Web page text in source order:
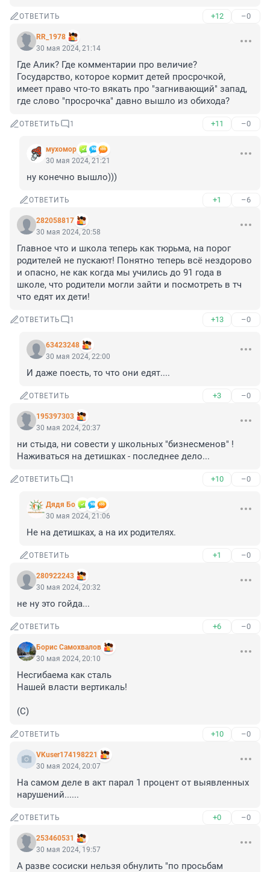
ОТВЕТИТЬ +12 –0
RR_1978
30 мая 2024, 21:14
Где Алик? Где комментарии про величие?
Государство, которое кормит детей просрочкой,
имеет право что-то вякать про "загнивающий" запад,
где слово "просрочка" давно вышло из обихода?
ОТВЕТИТЬ 1 +11 –0
мухомор
30 мая 2024, 21:21
ну конечно вышло)))
ОТВЕТИТЬ +1 –6
282058817
30 мая 2024, 20:58
Главное что и школа теперь как тюрьма, на порог
родителей не пускают! Понятно теперь всё нездорово
и опасно, не как когда мы учились до 91 года в
школе, что родители могли зайти и посмотреть в тч
что едят их дети!
ОТВЕТИТЬ 1 +13 –0
63423248
30 мая 2024, 22:00
И даже поесть, то что они едят....
ОТВЕТИТЬ +3 –0
195397303
30 мая 2024, 20:37
ни стыда, ни совести у школьных "бизнесменов" !
Наживаться на детишках - последнее дело...
ОТВЕТИТЬ 1 +10 –0
Дядя Бо
30 мая 2024, 21:06
Не на детишках, а на их родителях.
ОТВЕТИТЬ +1 –0
280922243
30 мая 2024, 20:32
не ну это гойда...
ОТВЕТИТЬ +6 –0
Борис Самохвалов
30 мая 2024, 20:10
Несгибаема как сталь
Нашей власти вертикаль!
(С)
ОТВЕТИТЬ +10 –0
VKuser174198221
30 мая 2024, 20:07
На самом деле в акт парал 1 процент от выявленных
нарушений......
ОТВЕТИТЬ +0 –0
253460531
30 мая 2024, 19:57
А разве сосиски нельзя обнулить "по просьбам